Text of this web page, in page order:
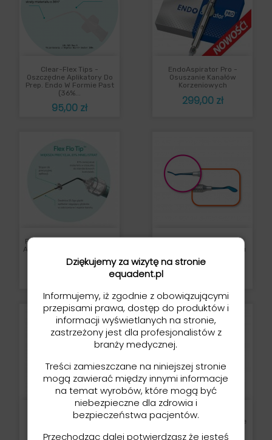
Clear-Flex Tips -
Oszczędne Aplikatory Do
Prep. Endo W Formie Past
(36%...
Cena
95,00 zł
EndoAspirator Pro -
Osuszanie Kanałów
Korzeniowych
Cena
299,00 zł
Flex-Flo Tips - Oszczędne
Aplikatory Do Prep. Endo W
Paście (81%...
Modelowania Kompozytu
Końcówka Mieszająca 1:1
Wewnątrzustna Czarna
Końcówki Mieszające 1:1,
Giętkie, Metalowe Krótkie
Dziękujemy za wizytę na stronie
equadent.pl
Informujemy, iż zgodnie z obowiązującymi
przepisami prawa, dostęp do produktów i
informacji wyświetlanych na stronie,
zastrzeżony jest dla profesjonalistów z
branży medycznej.
Treści zamieszczane na niniejszej stronie
mogą zawierać między innymi informacje
na temat wyrobów, które mogą być
niebezpieczne dla zdrowia i
bezpieczeństwa pacjentów.
Przechodząc dalej potwierdzasz że jesteś